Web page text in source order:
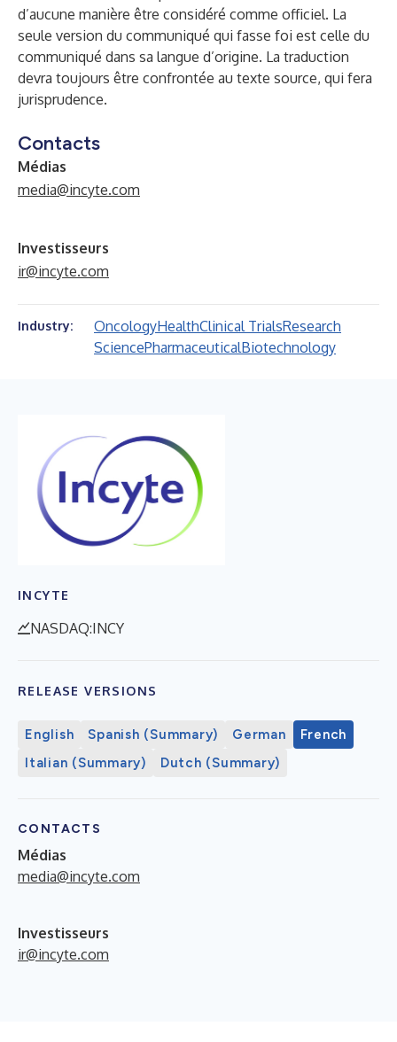
d’aucune manière être considéré comme officiel. La
seule version du communiqué qui fasse foi est celle du
communiqué dans sa langue d’origine. La traduction
devra toujours être confrontée au texte source, qui fera
jurisprudence.
Contacts
Médias
media@incyte.com
Investisseurs
ir@incyte.com
Industry: OncologyHealthClinical TrialsResearch
SciencePharmaceuticalBiotechnology
INCYTE
NASDAQ:INCY
RELEASE VERSIONS
English Spanish (Summary) German
French
Italian (Summary)
Dutch (Summary)
CONTACTS
Médias
media@incyte.com
Investisseurs
ir@incyte.com